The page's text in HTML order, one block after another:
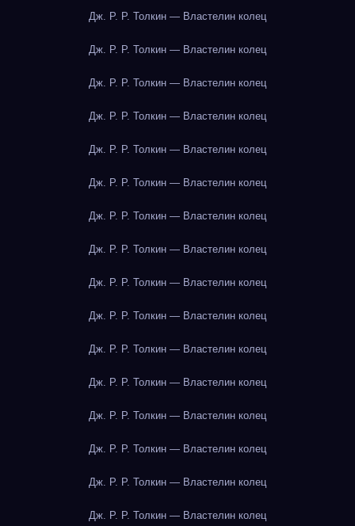
Дж. Р. Р. Толкин — Властелин колец
Дж. Р. Р. Толкин — Властелин колец
Дж. Р. Р. Толкин — Властелин колец
Дж. Р. Р. Толкин — Властелин колец
Дж. Р. Р. Толкин — Властелин колец
Дж. Р. Р. Толкин — Властелин колец
Дж. Р. Р. Толкин — Властелин колец
Дж. Р. Р. Толкин — Властелин колец
Дж. Р. Р. Толкин — Властелин колец
Дж. Р. Р. Толкин — Властелин колец
Дж. Р. Р. Толкин — Властелин колец
Дж. Р. Р. Толкин — Властелин колец
Дж. Р. Р. Толкин — Властелин колец
Дж. Р. Р. Толкин — Властелин колец
Дж. Р. Р. Толкин — Властелин колец
Дж. Р. Р. Толкин — Властелин колец